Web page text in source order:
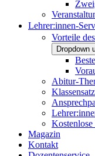
Lehrer:innen-
Vorteile
Dropdown
Abitur-
Magazin
Kontakt